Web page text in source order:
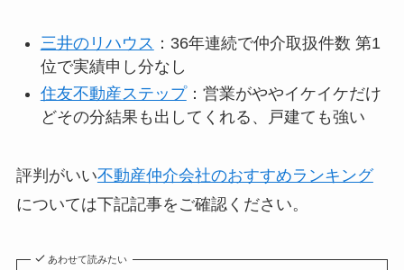
三井のリハウス ：36年連続で仲介取扱件数 第1
位で実績申し分なし
住友不動産ステップ：営業がややイケイケだけ
どその分結果も出してくれる、戸建ても強い
評判がいい不動産仲介会社のおすすめランキング
については下記記事をご確認ください。
あわせて読みたい